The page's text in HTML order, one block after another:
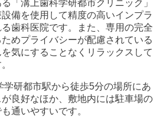
「溝上歯科学研都市クリニック」
備を使用して精度の高いインプラ
歯科医院です。また、専用の完全
めプライバシーが配慮されている
気にすることなくリラックスして
学研都市駅から徒歩5分の場所にあ
良好なほか、敷地内には駐車場の
通いやすいです。